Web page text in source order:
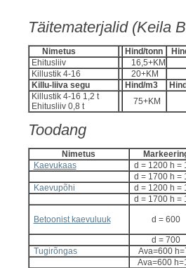
Täitematerjalid (Keila
Nimetus Hind/tonn
Ehitusliiv
16,5+KM
Killustik 4-16
20+KM
Killu-liiva segu
Hind/m3
Killustik 4-16 1,2 t
Ehitusliiv 0,8 t
75+KM
Toodang
Nimetus
Kaevukaas
d = 1200 h =
d = 1700 h =
Kaevupõhi
d = 1200 h =
d = 1700 h =
Betoonist kaevuluuk d = 600
d = 700
Tugirõngas
Ava=600
Ava=600